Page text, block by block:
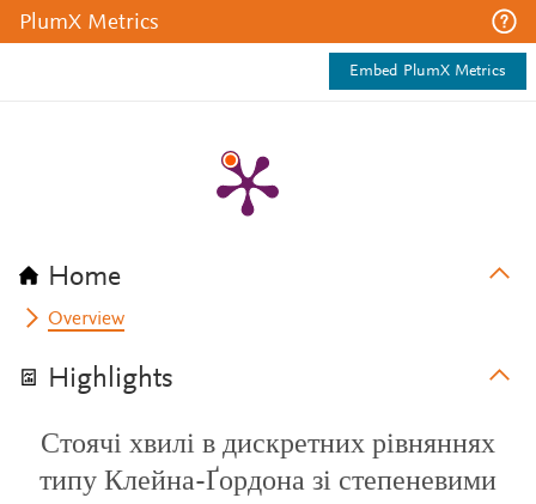
PlumX Metrics
Embed PlumX Metrics
Home
Overview
Highlights
Стоячі хвилі в дискретних рівняннях
типу Клейна-Ґордона зі степеневими